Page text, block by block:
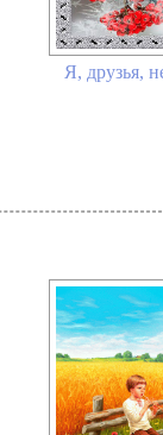
Я, друзья,